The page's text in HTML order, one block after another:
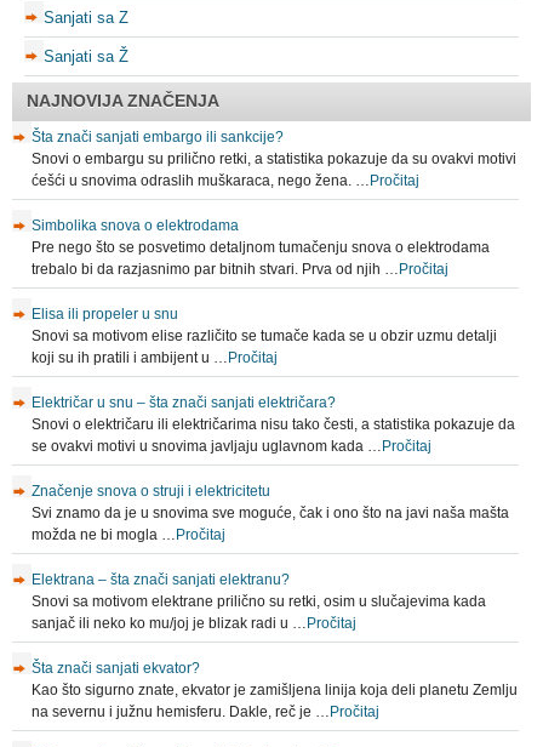
Sanjati sa Z
Sanjati sa Ž
NAJNOVIJA ZNAČENJA
Šta znači sanjati embargo ili sankcije?
Snovi o embargu su prilično retki, a statistika pokazuje da su ovakvi motivi
ćešći u snovima odraslih muškaraca, nego žena. … Pročitaj
Simbolika snova o elektrodama
Pre nego što se posvetimo detaljnom tumačenju snova o elektrodama
trebalo bi da razjasnimo par bitnih stvari. Prva od njih … Pročitaj
Elisa ili propeler u snu
Snovi sa motivom elise različito se tumače kada se u obzir uzmu detalji
koji su ih pratili i ambijent u … Pročitaj
Električar u snu – šta znači sanjati električara?
Snovi o električaru ili električarima nisu tako česti, a statistika pokazuje da
se ovakvi motivi u snovima javljaju uglavnom kada … Pročitaj
Značenje snova o struji i elektricitetu
Svi znamo da je u snovima sve moguće, čak i ono što na javi naša mašta
možda ne bi mogla … Pročitaj
Elektrana – šta znači sanjati elektranu?
Snovi sa motivom elektrane prilično su retki, osim u slučajevima kada
sanjač ili neko ko mu/joj je blizak radi u … Pročitaj
Šta znači sanjati ekvator?
Kao što sigurno znate, ekvator je zamišljena linija koja deli planetu Zemlju
na severnu i južnu hemisferu. Dakle, reč je … Pročitaj